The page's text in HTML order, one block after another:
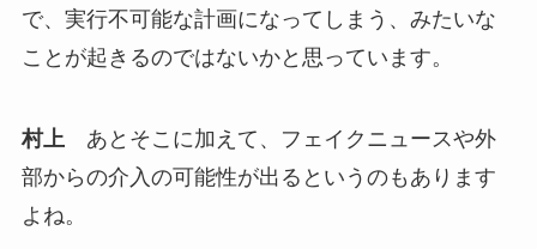
で、実行不可能な計画になってしまう、みたいな
ことが起きるのではないかと思っています。
村上 あとそこに加えて、フェイクニュースや外
部からの介入の可能性が出るというのもあります
よね。